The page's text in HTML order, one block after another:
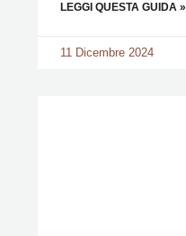
LEGGI QUESTA GUIDA »
11 Dicembre 2024